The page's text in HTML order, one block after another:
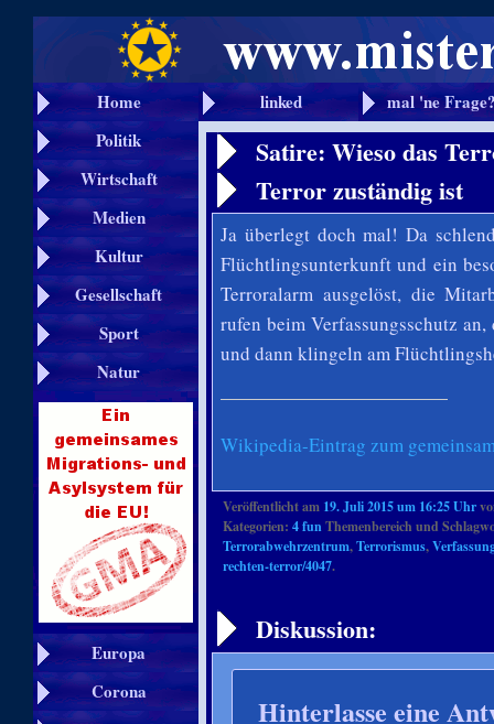
Home linked
mal 'ne
Politik
Wirtschaft
Medien
Kultur
Gesellschaft
Sport
Natur
Europa
Corona
Satire: Wieso das
Terror zuständig ist
Ja überlegt doch mal! Da
Flüchtlingsunterkunft und ein
Terroralarm ausgelöst, die
rufen beim Verfassungsschutz
und dann klingeln am
Wikipedia-Eintrag zum
Veröffentlicht am 19. Juli 2015 um 16:25 Uhr
Kategorien: 4 funThemenbereich und
Terrorabwehrzentrum,Terrorismus,
rechten-terror/4047.
Diskussion:
Hinterlasse eine